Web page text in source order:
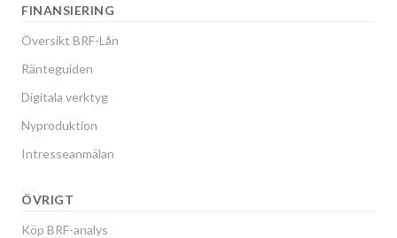
FINANSIERING
Översikt BRF-Lån
Ränteguiden
Digitala verktyg
Nyproduktion
Intresseanmälan
ÖVRIGT
Köp BRF-analys